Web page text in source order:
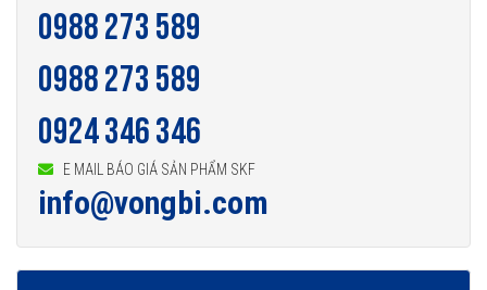
0988 273 589
0988 273 589
0924 346 346
E MAIL BÁO GIÁ SẢN PHẨM SKF
info@vongbi.com